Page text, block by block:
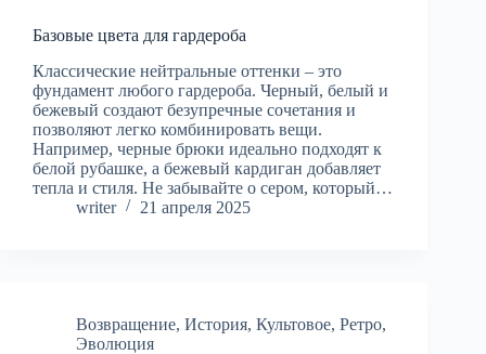
Базовые цвета для гардероба
Классические нейтральные оттенки – это
фундамент любого гардероба. Черный, белый и
бежевый создают безупречные сочетания и
позволяют легко комбинировать вещи.
Например, черные брюки идеально подходят к
белой рубашке, а бежевый кардиган добавляет
тепла и стиля. Не забывайте о сером, который…
writer
21 апреля 2025
Возвращение, История, Культовое, Ретро,
Эволюция